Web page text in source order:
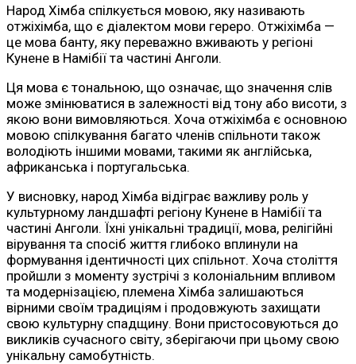
Народ Хімба спілкується мовою, яку називають
отжіхімба, що є діалектом мови гереро. Отжіхімба —
це мова банту, яку переважно вживають у регіоні
Кунене в Намібії та частині Анголи.
Ця мова є тональною, що означає, що значення слів
може змінюватися в залежності від тону або висоти, з
якою вони вимовляються. Хоча отжіхімба є основною
мовою спілкування багато членів спільноти також
володіють іншими мовами, такими як англійська,
африканська і португальська.
У висновку, народ Хімба відіграє важливу роль у
культурному ландшафті регіону Кунене в Намібії та
частині Анголи. Їхні унікальні традиції, мова, релігійні
вірування та спосіб життя глибоко вплинули на
формування ідентичності цих спільнот. Хоча століття
пройшли з моменту зустрічі з колоніальним впливом
та модернізацією, племена Хімба залишаються
вірними своїм традиціям і продовжують захищати
свою культурну спадщину. Вони пристосовуються до
викликів сучасного світу, зберігаючи при цьому свою
унікальну самобутність.